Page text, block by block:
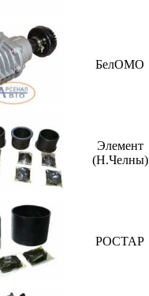
БелОМО
Элемент
(Н.Челны)
РОСТАР